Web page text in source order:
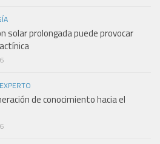
solar prolongada puede provocar
de conocimiento hacia el